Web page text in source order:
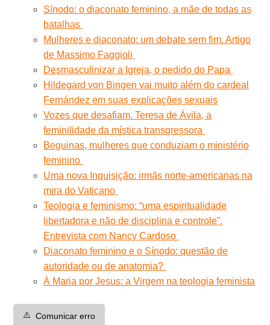
Sínodo: o diaconato feminino, a mãe de todas as
batalhas
Mulheres e diaconato: um debate sem fim. Artigo
de Massimo Faggioli
Desmasculinizar a Igreja, o pedido do Papa
Hildegard von Bingen vai muito além do cardeal
Fernández em suas explicações sexuais
Vozes que desafiam. Teresa de Ávila, a
feminilidade da mística transgressora
Beguinas, mulheres que conduziam o ministério
feminino
Uma nova Inquisição: irmãs norte-americanas na
mira do Vaticano
Teologia e feminismo: “uma espiritualidade
libertadora e não de disciplina e controle”.
Entrevista com Nancy Cardoso
Diaconato feminino e o Sínodo: questão de
autoridade ou de anatomia?
À Maria por Jesus: a Virgem na teologia feminista
⚠️ Comunicar erro